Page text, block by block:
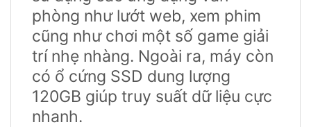
phòng như lướt web, xem phim
cũng như chơi một số game giải
trí nhẹ nhàng. Ngoài ra, máy còn
có ổ cứng SSD dung lượng
120GB giúp truy suất dữ liệu cực
nhanh.